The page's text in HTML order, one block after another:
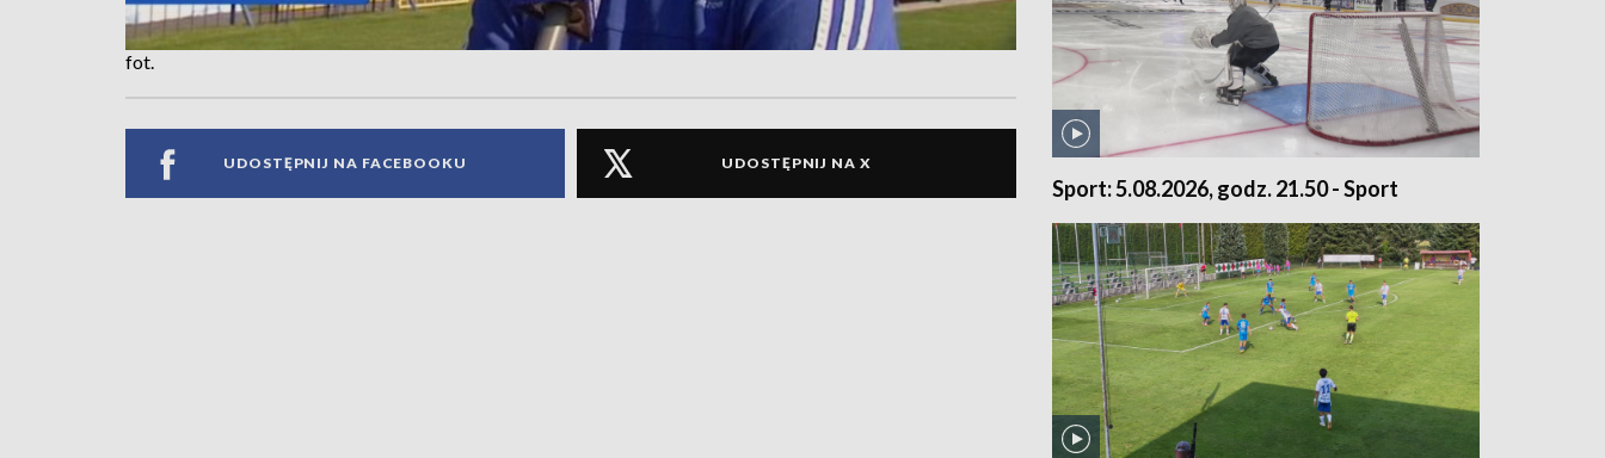
fot.
UDOSTĘPNIJ NA FACEBOOKU UDOSTĘPNIJ NA X
Sport: 5.08.2026, godz. 21.50 - Sport